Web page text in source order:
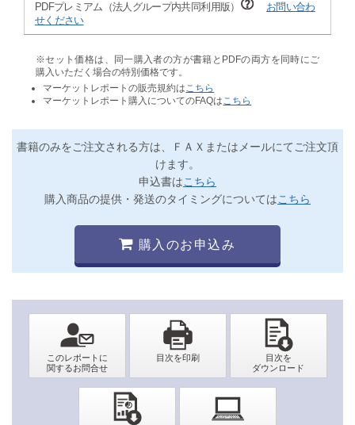
PDFプレミアム（法人グループ内共同利用版）
お問い合わ
せください
※セット価格は、同一購入者の方が書籍とPDFの両方を同時にご
購入いただく場合の特別価格です。
マーケットレポートの販売規約は こちら
マーケットレポート購入についてのFAQは こちら
書籍のみをご注文される方は、ＦＡＸまたはメールにてご注文頂
けます。
申込書はこちら
購入商品の提供・発送のタイミングについてはこちら
購入のお申込み